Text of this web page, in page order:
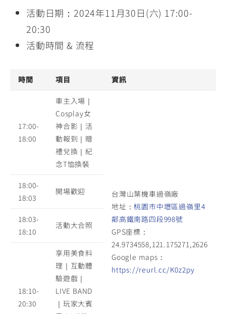
活動日期：2024年11月30日(六) 17:00-
20:30
活動時間 & 流程
時間 項目 資訊
17:00-
18:00
車主入場｜
Cosplay女
神合影｜活
動報到｜贈
禮兌換｜紀
念T恤換裝
台灣山葉機車過嶺廠
地址：桃園市中壢區過嶺里4
鄰高鐵南路四段998號
GPS座標：
24.9734558,121.175271,2626
Google maps：
https://reurl.cc/K0z2py
18:00-
18:03
開場歡迎
18:03-
18:10
活動大合照
18:10-
20:30
享用美食料
理｜互動體
驗遊戲｜
LIVE BAND
｜玩家大賓